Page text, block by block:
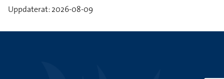
Uppdaterat: 2026-08-09